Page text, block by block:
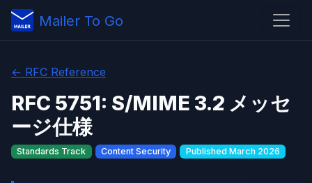
Mailer To Go
← RFC Reference
RFC 5751: S/MIME 3.2 メッセ
ージ仕様
Standards Track Content Security Published March 2026